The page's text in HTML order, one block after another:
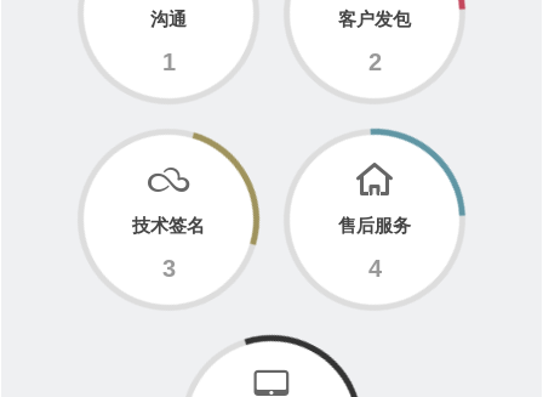
1
沟通
2
客户发包
3
技术签名
4
售后服务